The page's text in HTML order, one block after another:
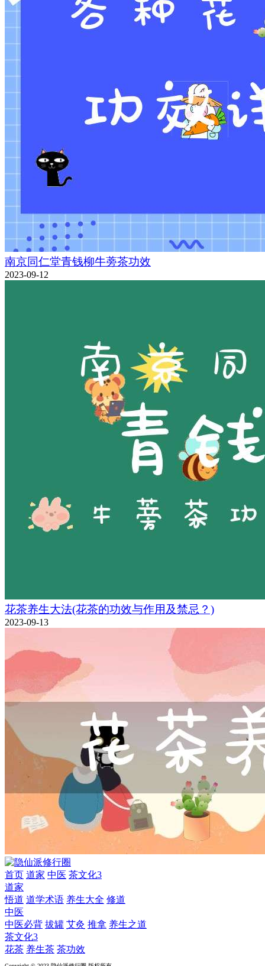
南京同仁堂青钱柳牛蒡茶功效
2023-09-12
花茶养生大法(花茶的功效与作用及禁忌？)
2023-09-13
首页 道家 中医 茶文化3
道家
悟道 道学术语 养生大全 修道
中医
中医必背 拔罐 艾灸 推拿 养生之道
茶文化3
花茶 养生茶 茶功效